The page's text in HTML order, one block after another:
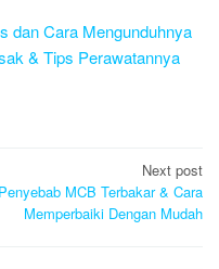
dan Cara Mengunduhnya
& Tips Perawatannya
Next post
Penyebab MCB Terbakar & Cara
Memperbaiki Dengan Mudah